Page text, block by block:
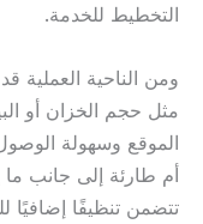
التخطيط للخدمة.
ومن الناحية
مثل حجم الخزان أو
الموقع وسهولة
أم طارئة إلى جانب
تتضمن تنظيفًا إضافيًا